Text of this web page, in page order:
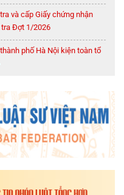
và cấp Giấy chứng nhận
tra Đợt 1/2026
phố Hà Nội kiện toàn tổ